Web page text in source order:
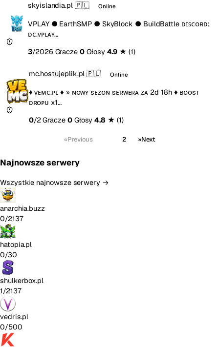
skyislandia.pl 🇵🇱 Online
VPLAY ● EarthSMP ● SkyBlock ● BuildBattle ᴅɪꜱᴄᴏʀᴅ:
ᴅᴄ.ᴠᴘʟᴀʏ…
3/2026 Gracze 0Głosy 4.9 ★(1)
mc.hostujeplik.pl 🇵🇱 Online
♦ ᴠᴇᴍᴄ.ᴘʟ ♦ » ɴᴏᴡʏ sᴇᴢᴏɴ sᴇʀᴡᴇʀᴀ ᴢᴀ 2d 18h ♦ ʙᴏᴏsᴛ
ᴅʀᴏᴘᴜ x1…
0/2 Gracze 0Głosy 4.8 ★ (1)
«Previous 2 »Next
Najnowsze serwery
Wszystkie najnowsze serwery →
anarchia.buzz
0/2137
hatopia.pl
0/30
shulkerbox.pl
1/2137
vedris.pl
0/500